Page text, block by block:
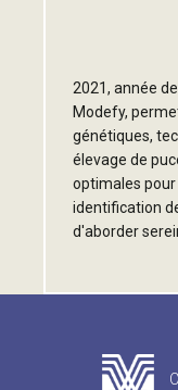
2021, année
Modefy,
génétiques,
élevage de
optimales pour
identification
d'aborder